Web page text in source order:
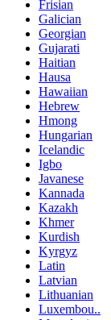
Frisian
Galician
Georgian
Gujarati
Haitian
Hausa
Hawaiian
Hebrew
Hmong
Hungarian
Icelandic
Igbo
Javanese
Kannada
Kazakh
Khmer
Kurdish
Kyrgyz
Latin
Latvian
Lithuanian
Luxembou..